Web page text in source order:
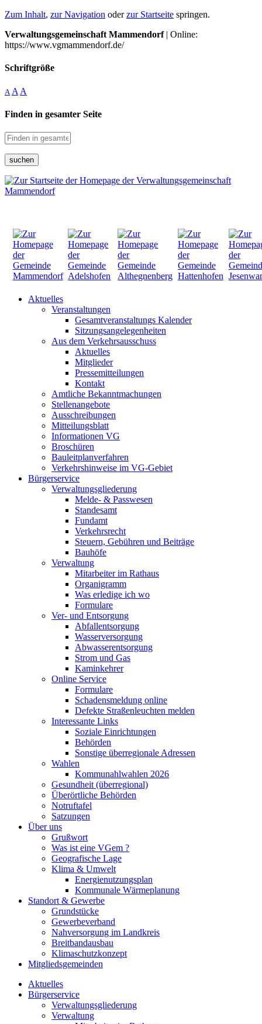
Zum Inhalt, zur Navigation oderzur Startseite springen.
Verwaltungsgemeinschaft Mammendorf| Online:
https://www.vgmammendorf.de/
Schriftgröße
A A A
Finden in gesamter Seite
suchen
Aktuelles
Veranstaltungen
Gesamtveranstaltungs Kalender
Sitzungsangelegenheiten
Aus dem Verkehrsausschuss
Aktuelles
Mitglieder
Pressemitteilungen
Kontakt
Amtliche Bekanntmachungen
Stellenangebote
Ausschreibungen
Mitteilungsblatt
Informationen VG
Broschüren
Bauleitplanverfahren
Verkehrshinweise im VG-Gebiet
Bürgerservice
Verwaltungsgliederung
Melde- & Passwesen
Standesamt
Fundamt
Verkehrsrecht
Steuern, Gebühren und Beiträge
Bauhöfe
Verwaltung
Mitarbeiter im Rathaus
Organigramm
Was erledige ich wo
Formulare
Ver- und Entsorgung
Abfallentsorgung
Wasserversorgung
Abwasserentsorgung
Strom und Gas
Kaminkehrer
Online Service
Formulare
Schadensmeldung online
Defekte Straßenleuchten melden
Interessante Links
Soziale Einrichtungen
Behörden
Sonstige überregionale Adressen
Wahlen
Kommunahlwahlen 2026
Gesundheit (überregional)
Überörtliche Behörden
Notruftafel
Satzungen
Über uns
Grußwort
Was ist eine VGem ?
Geografische Lage
Klima & Umwelt
Energienutzungsplan
Kommunale Wärmeplanung
Standort & Gewerbe
Grundstücke
Gewerbeverband
Nahversorgung im Landkreis
Breitbandausbau
Klimaschutzkonzept
Mitgliedsgemeinden
Aktuelles
Bürgerservice
Verwaltungsgliederung
Verwaltung